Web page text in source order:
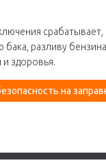
срабатывает,
разливу
здоровья.
на